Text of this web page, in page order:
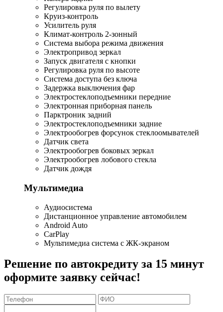
Регулировка руля по вылету
Круиз-контроль
Усилитель руля
Климат-контроль 2-зонный
Система выбора режима движения
Электропривод зеркал
Запуск двигателя с кнопки
Регулировка руля по высоте
Система доступа без ключа
Задержка выключения фар
Электростеклоподъемники передние
Электронная приборная панель
Парктроник задний
Электростеклоподъемники задние
Электрообогрев форсунок стеклоомывателей
Датчик света
Электрообогрев боковых зеркал
Электрообогрев лобового стекла
Датчик дождя
Мультимедиа
Аудиосистема
Дистанционное управление автомобилем
Android Auto
CarPlay
Мультимедиа система с ЖК-экраном
Решение по автокредиту за 15 минут
оформите заявку сейчас!